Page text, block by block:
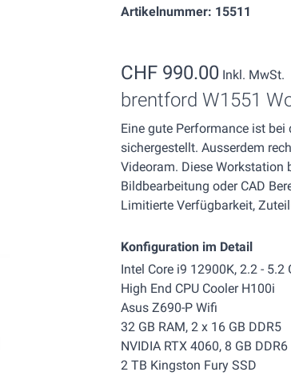
Artikelnummer: 15511
CHF 990.00Inkl. MwSt.
brentford W1551
Eine gute Performance ist
sichergestellt. Ausserdem
Videoram. Diese Workstation
Bildbearbeitung oder CAD
Limitierte Verfügbarkeit,
Konfiguration im Detail
Intel Core i9 12900K, 2.2 - 5.2
High End CPU Cooler H100i
Asus Z690-P Wifi
32 GB RAM, 2 x 16 GB DDR5
NVIDIA RTX 4060, 8 GB DDR6
2 TB Kingston Fury SSD